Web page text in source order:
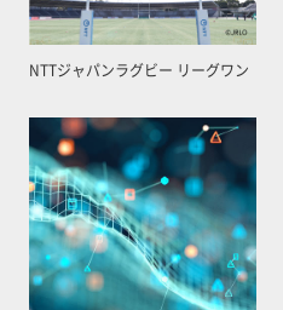
NTTジャパンラグビー リーグワン